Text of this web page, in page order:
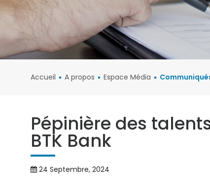
Convertibles
Epargne Essaba
Progresso
Crédit Auto
Visa Classique
VISA Nationale
Mastercard
Mastercard
Accueil A propos Espace Média
Pépinière des
BTK Bank
24 Septembre, 2024